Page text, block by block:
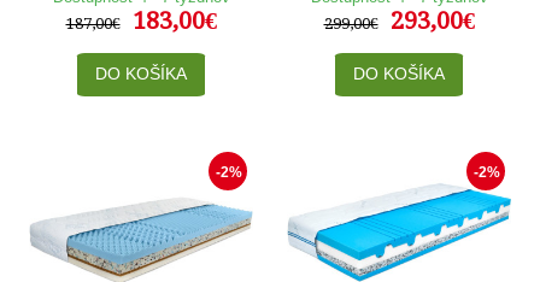
187,00€
183,00€
DO KOŠÍKA
299,00€
293,00€
DO KOŠÍKA
-2% -2%